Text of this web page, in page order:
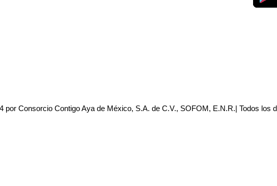
por Consorcio Contigo Aya de México, S.A. de C.V., SOFOM, E.N.R.| Todos los